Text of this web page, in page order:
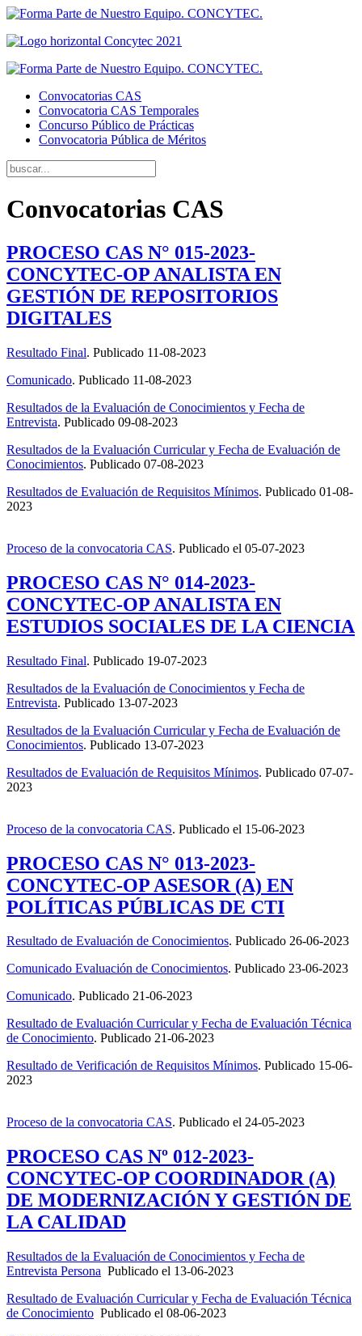
Convocatorias CAS
Convocatoria CAS Temporales
Concurso Público de Prácticas
Convocatoria Pública de Méritos
Convocatorias CAS
PROCESO CAS N° 015-2023-
CONCYTEC-OP ANALISTA EN
GESTIÓN DE REPOSITORIOS
DIGITALES
Resultado Final. Publicado 11-08-2023
Comunicado. Publicado 11-08-2023
Resultados de la Evaluación de Conocimientos y Fecha de
Entrevista. Publicado 09-08-2023
Resultados de la Evaluación Curricular y Fecha de Evaluación de
Conocimientos. Publicado 07-08-2023
Resultados de Evaluación de Requisitos Mínimos. Publicado 01-08-
2023
Proceso de la convocatoria CAS. Publicado el 05-07-2023
PROCESO CAS N° 014-2023-
CONCYTEC-OP ANALISTA EN
ESTUDIOS SOCIALES DE LA CIENCIA
Resultado Final. Publicado 19-07-2023
Resultados de la Evaluación de Conocimientos y Fecha de
Entrevista. Publicado 13-07-2023
Resultados de la Evaluación Curricular y Fecha de Evaluación de
Conocimientos. Publicado 13-07-2023
Resultados de Evaluación de Requisitos Mínimos. Publicado 07-07-
2023
Proceso de la convocatoria CAS. Publicado el 15-06-2023
PROCESO CAS N° 013-2023-
CONCYTEC-OP ASESOR (A) EN
POLÍTICAS PÚBLICAS DE CTI
Resultado de Evaluación de Conocimientos. Publicado 26-06-2023
Comunicado Evaluación de Conocimientos. Publicado 23-06-2023
Comunicado. Publicado 21-06-2023
Resultado de Evaluación Curricular y Fecha de Evaluación Técnica
de Conocimiento. Publicado 21-06-2023
Resultado de Verificación de Requisitos Mínimos. Publicado 15-06-
2023
Proceso de la convocatoria CAS. Publicado el 24-05-2023
PROCESO CAS Nº 012-2023-
CONCYTEC-OP COORDINADOR (A)
DE MODERNIZACIÓN Y GESTIÓN DE
LA CALIDAD
Resultados de la Evaluación de Conocimientos y Fecha de
Entrevista Persona Publicado el 13-06-2023
Resultado de Evaluación Curricular y Fecha de Evaluación Técnica
de Conocimiento Publicado el 08-06-2023